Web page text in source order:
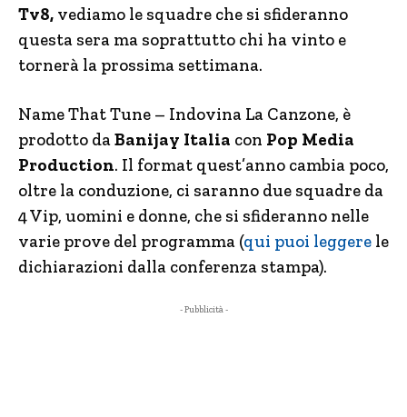
Tv8, vediamo le squadre che si sfideranno
questa sera ma soprattutto chi ha vinto e
tornerà la prossima settimana.
Name That Tune – Indovina La Canzone, è
prodotto daBanijay Italia con Pop Media
Production. Il format quest’anno cambia poco,
oltre la conduzione, ci saranno due squadre da
4 Vip, uomini e donne, che si sfideranno nelle
varie prove del programma (qui puoi leggere le
dichiarazioni dalla conferenza stampa).
- Pubblicità -